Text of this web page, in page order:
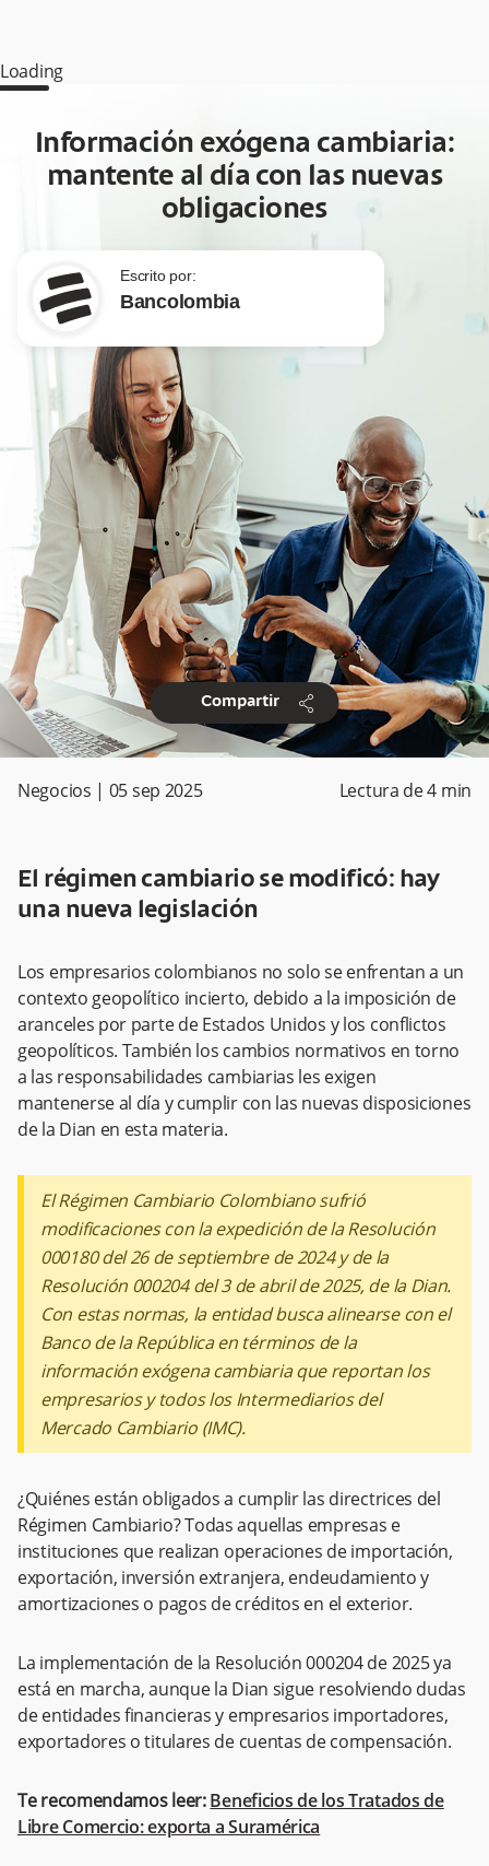
Loading
Información exógena cambiaria:
mantente al día con las nuevas
obligaciones
Escrito por:
Bancolombia
Compartir share
Negocios | 05 sep 2025 Lectura de4 min
El régimen cambiario se modificó: hay
una nueva legislación
Los empresarios colombianos no solo se enfrentan a un
contexto geopolítico incierto, debido a la imposición de
aranceles por parte de Estados Unidos y los conflictos
geopolíticos. También los cambios normativos en torno
a las responsabilidades cambiarias les exigen
mantenerse al día y cumplir con las nuevas disposiciones
de la Dian en esta materia.
El Régimen Cambiario Colombiano sufrió
modificaciones con la expedición de la Resolución
000180 del 26 de septiembre de 2024 y de la
Resolución 000204 del 3 de abril de 2025, de la Dian.
Con estas normas, la entidad busca alinearse con el
Banco de la República en términos de la
información exógena cambiaria que reportan los
empresarios y todos los Intermediarios del
Mercado Cambiario (IMC).
¿Quiénes están obligados a cumplir las directrices del
Régimen Cambiario? Todas aquellas empresas e
instituciones que realizan operaciones de importación,
exportación, inversión extranjera, endeudamiento y
amortizaciones o pagos de créditos en el exterior.
La implementación de la Resolución 000204 de 2025 ya
está en marcha, aunque la Dian sigue resolviendo dudas
de entidades financieras y empresarios importadores,
exportadores o titulares de cuentas de compensación.
Te recomendamos leer:Beneficios de los Tratados de
Libre Comercio: exporta a Suramérica